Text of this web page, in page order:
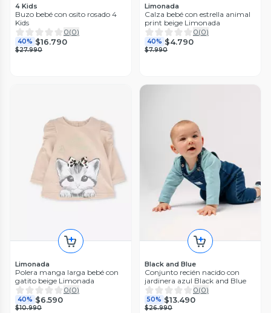
4 Kids
Buzo bebé con osito rosado 4
Kids
0(0)
40% $16.790
$27.990
Limonada
Calza bebé con estrella animal
print beige Limonada
0(0)
40% $4.790
$7.990
Limonada
Polera manga larga bebé con
gatito beige Limonada
0(0)
40% $6.590
$10.990
Black and Blue
Conjunto recién nacido con
jardinera azul Black and Blue
0(0)
50% $13.490
$26.990